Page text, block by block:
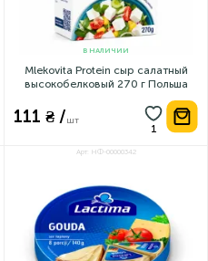
В НАЛИЧИИ
Mlekovita Protein сыр салатный
высокобелковый 270 г Польша
111 ₴ /шт
Арт: НФ-00000342